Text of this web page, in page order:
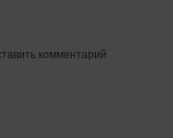
комментарий